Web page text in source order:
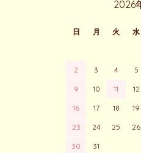
2026
日 月 火 水
2 3 4 5
9 10 11 12
16 17 18 19
23 24 25 26
30 31